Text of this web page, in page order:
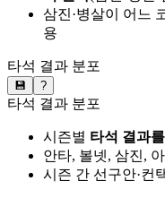
삼진·병살이 어느
용
타석 결과 분포
💾 ?
타석 결과 분포
시즌별 타석 결과
안타, 볼넷, 삼진,
시즌 간 선구안·컨